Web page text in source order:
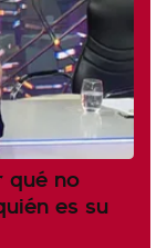
qué no
es su